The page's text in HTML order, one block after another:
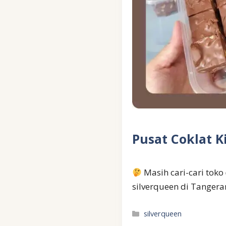
Pusat Coklat
Masih cari-cari
silverqueen di
Kategori
silverqueen